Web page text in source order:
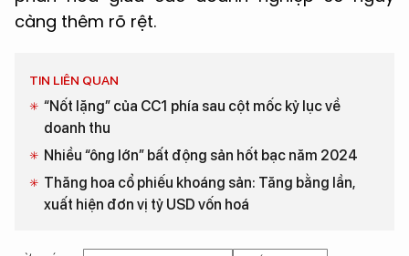
càng thêm rõ rệt.
TIN LIÊN QUAN
“Nốt lặng” của CC1 phía sau cột mốc kỷ lục về
doanh thu
Nhiều “ông lớn” bất động sản hốt bạc năm 2024
Thăng hoa cổ phiếu khoáng sản: Tăng bằng lần,
xuất hiện đơn vị tỷ USD vốn hoá